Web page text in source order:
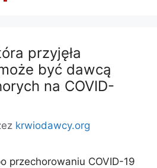
przyjęła
być dawcą
na COVID-
krwiodawcy.org
przechorowaniu COVID-19